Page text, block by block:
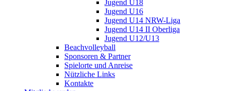
Jugend U18
Jugend U16
Jugend U14 NRW-Liga
Jugend U14 II Oberliga
Jugend U12/U13
Beachvolleyball
Sponsoren & Partner
Spielorte und Anreise
Nützliche Links
Kontakte